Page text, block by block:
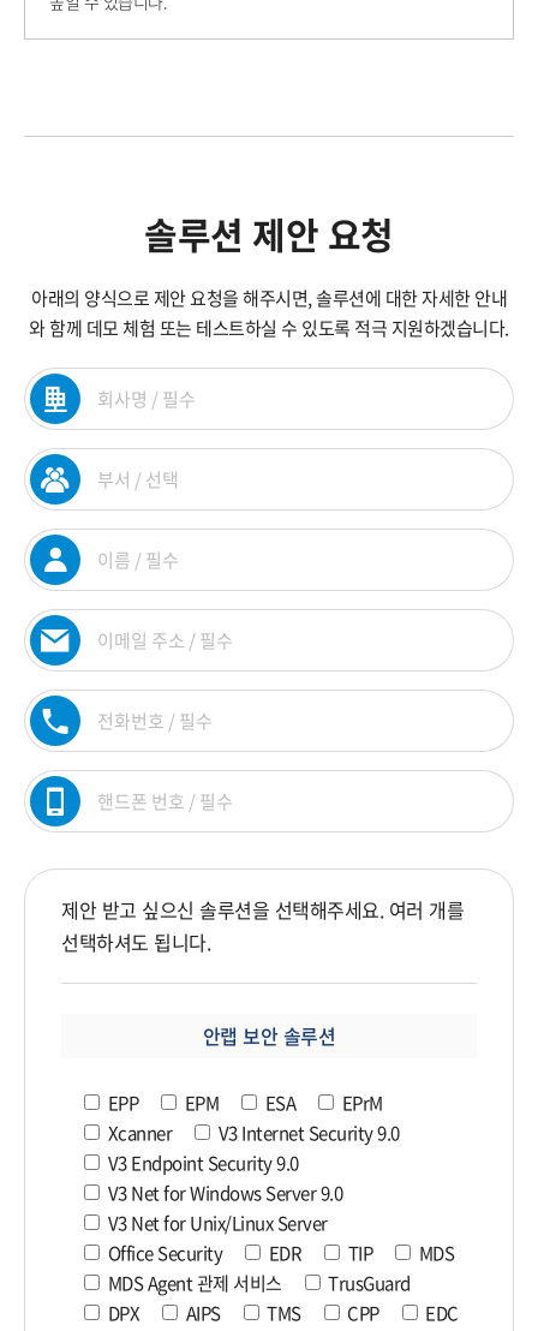
솔루션 제안 요청
아래의 양식으로 제안 요청을 해주시면, 솔루션에 대한 자세한 안내
와 함께 데모 체험 또는 테스트하실 수 있도록 적극 지원하겠습니다.
제안 받고 싶으신 솔루션을 선택해주세요. 여러 개를
선택하셔도 됩니다.
안랩 보안 솔루션
EPP EPM ESA
EPrM
Xcanner
V3 Internet Security 9.0
V3 Endpoint Security 9.0
V3 Net for Windows Server 9.0
V3 Net for Unix/Linux Server
Office Security
EDR TIP
MDS
MDS Agent 관제 서비스
TrusGuard
DPX
AIPS TMS CPP EDC